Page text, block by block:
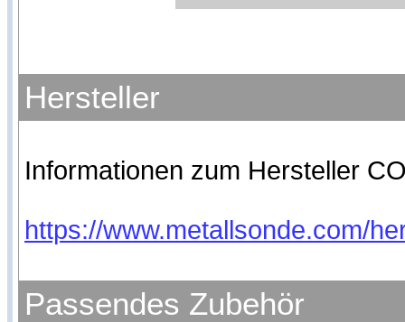
Hersteller
Informationen zum Hersteller
https://www.metallsonde.com/
Passendes Zubehör